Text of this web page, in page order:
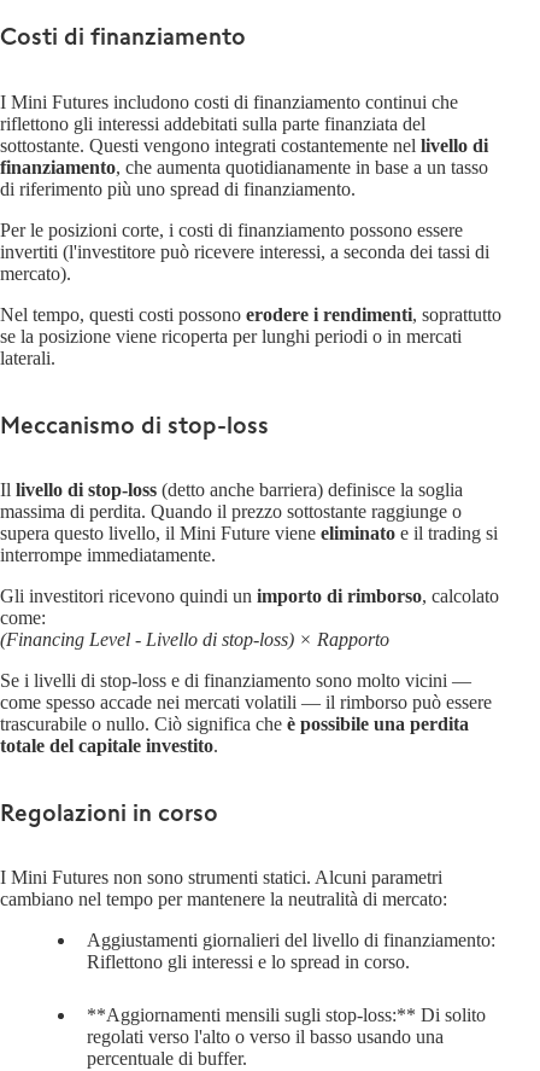
Costi di finanziamento
I Mini Futures includono costi di finanziamento continui che
riflettono gli interessi addebitati sulla parte finanziata del
sottostante. Questi vengono integrati costantemente nel livello di
finanziamento, che aumenta quotidianamente in base a un tasso
di riferimento più uno spread di finanziamento.
Per le posizioni corte, i costi di finanziamento possono essere
invertiti (l'investitore può ricevere interessi, a seconda dei tassi di
mercato).
Nel tempo, questi costi possono erodere i rendimenti, soprattutto
se la posizione viene ricoperta per lunghi periodi o in mercati
laterali.
Meccanismo di stop-loss
Il livello di stop-loss (detto anche barriera) definisce la soglia
massima di perdita. Quando il prezzo sottostante raggiunge o
supera questo livello, il Mini Future viene eliminato e il trading si
interrompe immediatamente.
Gli investitori ricevono quindi un importo di rimborso, calcolato
come:
(Financing Level - Livello di stop-loss) × Rapporto
Se i livelli di stop-loss e di finanziamento sono molto vicini —
come spesso accade nei mercati volatili — il rimborso può essere
trascurabile o nullo. Ciò significa che è possibile una perdita
totale del capitale investito.
Regolazioni in corso
I Mini Futures non sono strumenti statici. Alcuni parametri
cambiano nel tempo per mantenere la neutralità di mercato:
Aggiustamenti giornalieri del livello di finanziamento:
Riflettono gli interessi e lo spread in corso.
**Aggiornamenti mensili sugli stop-loss:** Di solito
regolati verso l'alto o verso il basso usando una
percentuale di buffer.